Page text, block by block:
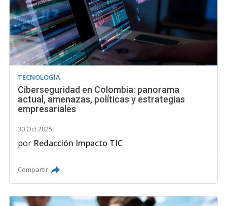
TECNOLOGÍA
Ciberseguridad en Colombia: panorama
actual, amenazas, políticas y estrategias
empresariales
30 Oct 2025
por Redacción Impacto TIC
Compartir